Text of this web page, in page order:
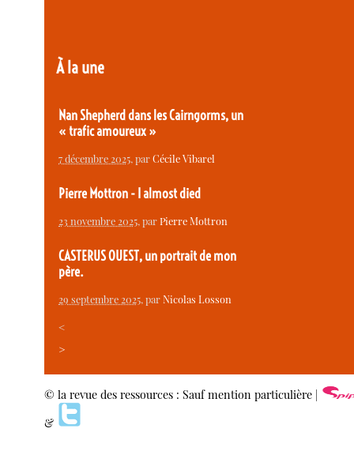
À la une
Nan Shepherd dans les Cairngorms, un
« trafic amoureux »
7 décembre 2025, parCécile Vibarel
Pierre Mottron - I almost died
23 novembre 2025, parPierre Mottron
CASTERUS OUEST, un portrait de mon
père.
29 septembre 2025, parNicolas Losson
<
>
© la revue des ressources : Sauf mention particulière |
&